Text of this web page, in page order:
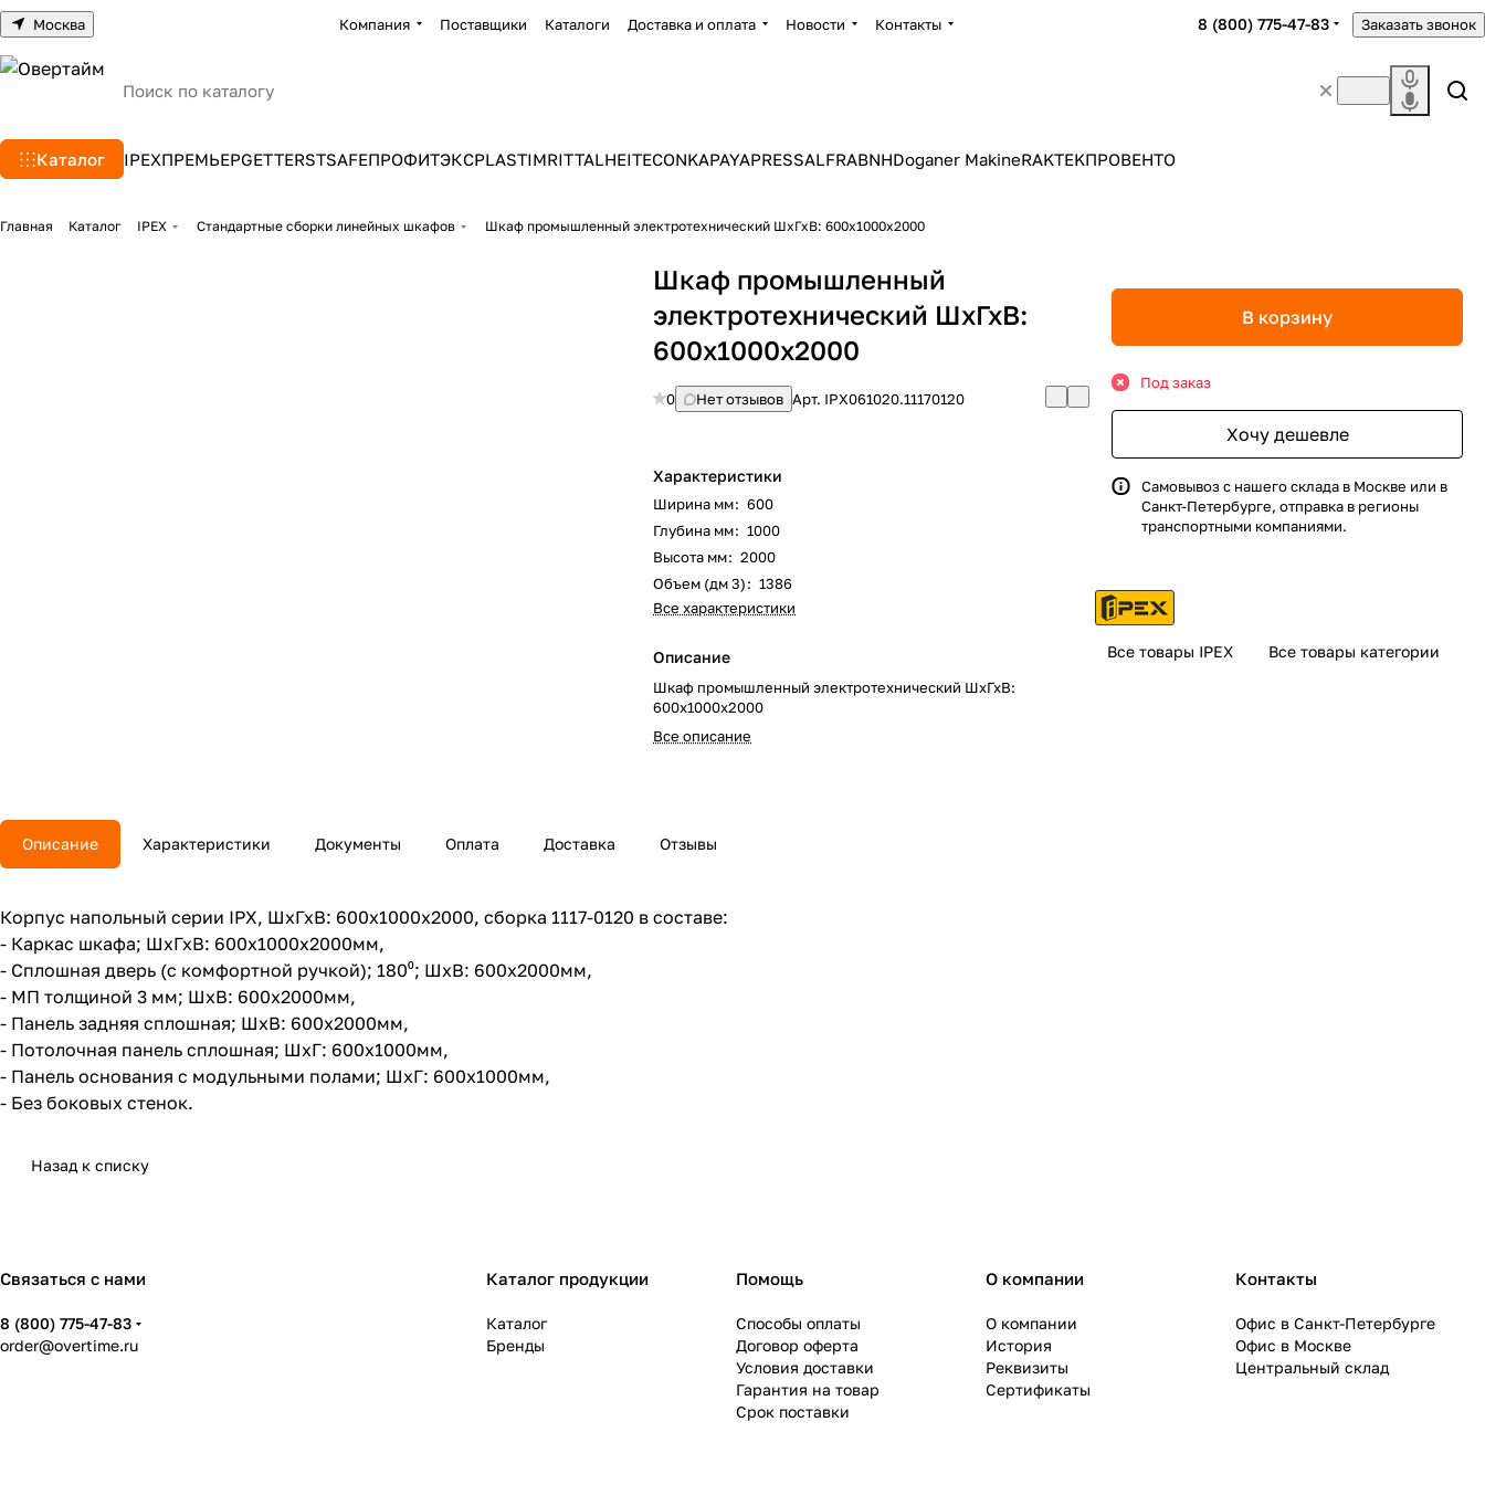
Москва Компания Поставщики Каталоги Доставка и оплата Новости Контакты 8 (800) 775-47-83 Заказать звонок
Каталог IPEXПРЕМЬЕРGETTERSTSAFEПРОФИТЭКСPLASTIMRITTALHEITECONKAPAYAPRESSALFRABNHDoganer MakineRAKTEKПРОВЕНТО
Главная Каталог IPEX Стандартные сборки линейных шкафов Шкаф промышленный электротехнический ШхГхВ: 600х1000х2000
Шкаф промышленный
электротехнический ШхГхВ:
600х1000х2000
0 Нет отзывов Арт. IPX061020.11170120
Характеристики
Ширина мм: 600
Глубина мм: 1000
Высота мм: 2000
Объем (дм 3): 1386
Все характеристики
Описание
Шкаф промышленный электротехнический ШхГхВ:
600х1000х2000
Все описание
В корзину
Под заказ
Хочу дешевле
Самовывоз с нашего склада в Москве или в
Санкт-Петербурге, отправка в регионы
транспортными компаниями.
Все товары IPEX Все товары категории
Описание Характеристики Документы Оплата Доставка Отзывы
Корпус напольный серии IPX, ШхГхВ: 600х1000х2000, сборка 1117-0120 в составе:
- Каркас шкафа; ШхГхВ: 600x1000х2000мм,
- Сплошная дверь (с комфортной ручкой); 180⁰; ШхВ: 600х2000мм,
- МП толщиной 3 мм; ШхВ: 600х2000мм,
- Панель задняя сплошная; ШхВ: 600х2000мм,
- Потолочная панель сплошная; ШхГ: 600х1000мм,
- Панель основания с модульными полами; ШхГ: 600х1000мм,
- Без боковых стенок.
Назад к списку
Связаться с нами
8 (800) 775-47-83
order@overtime.ru
Каталог продукции
Каталог
Бренды
Помощь
Способы оплаты
Договор оферта
Условия доставки
Гарантия на товар
Срок поставки
О компании
О компании
История
Реквизиты
Сертификаты
Контакты
Офис в Санкт-Петербурге
Офис в Москве
Центральный склад